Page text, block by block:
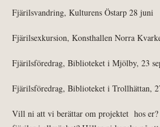
Fjärilsvandring, Kulturens Östarp 28 juni
Fjärilsexkursion, Konsthallen Norra
Fjärilsföredrag, Biblioteket i Mjölby, 23
Fjärilsföredrag, Biblioteket i Trollhättan,
Vill ni att vi berättar om projektet hos